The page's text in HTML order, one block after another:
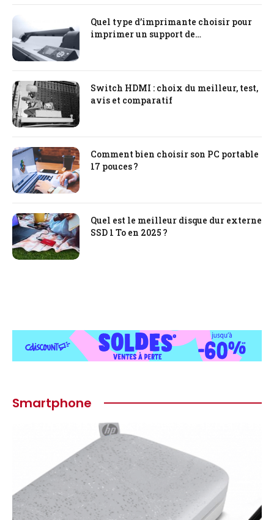
Quel type d’imprimante choisir pour
imprimer un support de
Switch HDMI : choix du meilleur, test,
avis et comparatif
Comment bien choisir son PC portable
17 pouces ?
Quel est le meilleur disque dur externe
SSD 1 To en 2025 ?
Smartphone